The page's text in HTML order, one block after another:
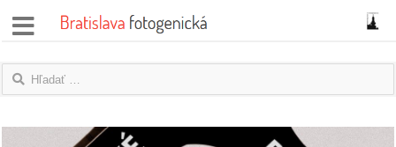
správy